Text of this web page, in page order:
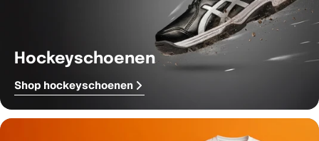
Hockeyschoenen
Shop hockeyschoenen